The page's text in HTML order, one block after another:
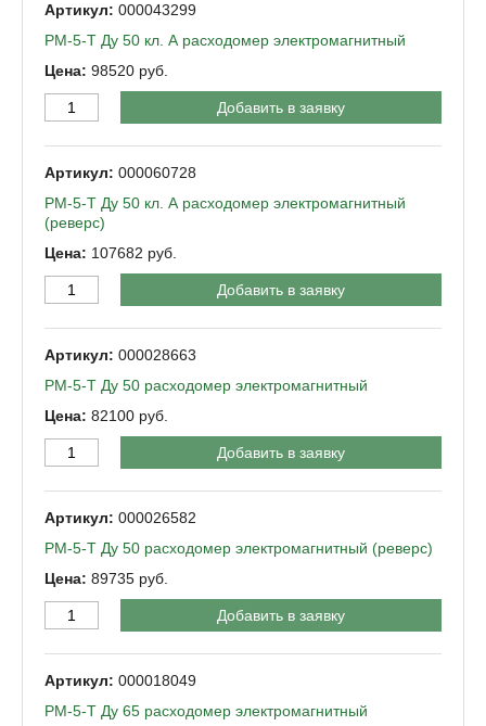
000043299
РМ-5-Т Ду 50 кл. А расходомер электромагнитный
98520
Добавить в заявку
000060728
РМ-5-Т Ду 50 кл. А расходомер электромагнитный
(реверс)
107682
Добавить в заявку
000028663
РМ-5-Т Ду 50 расходомер электромагнитный
82100
Добавить в заявку
000026582
РМ-5-Т Ду 50 расходомер электромагнитный (реверс)
89735
Добавить в заявку
000018049
РМ-5-Т Ду 65 расходомер электромагнитный